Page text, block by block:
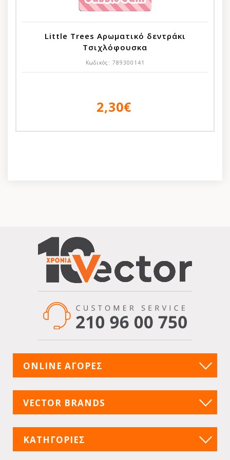
Little Trees Αρωματικό δεντράκι
Τσιχλόφουσκα
Κωδικός: 789300141
2,30€
ONLINE ΑΓΟΡΕΣ
VECTOR BRANDS
ΚΑΤΗΓΟΡΙΕΣ